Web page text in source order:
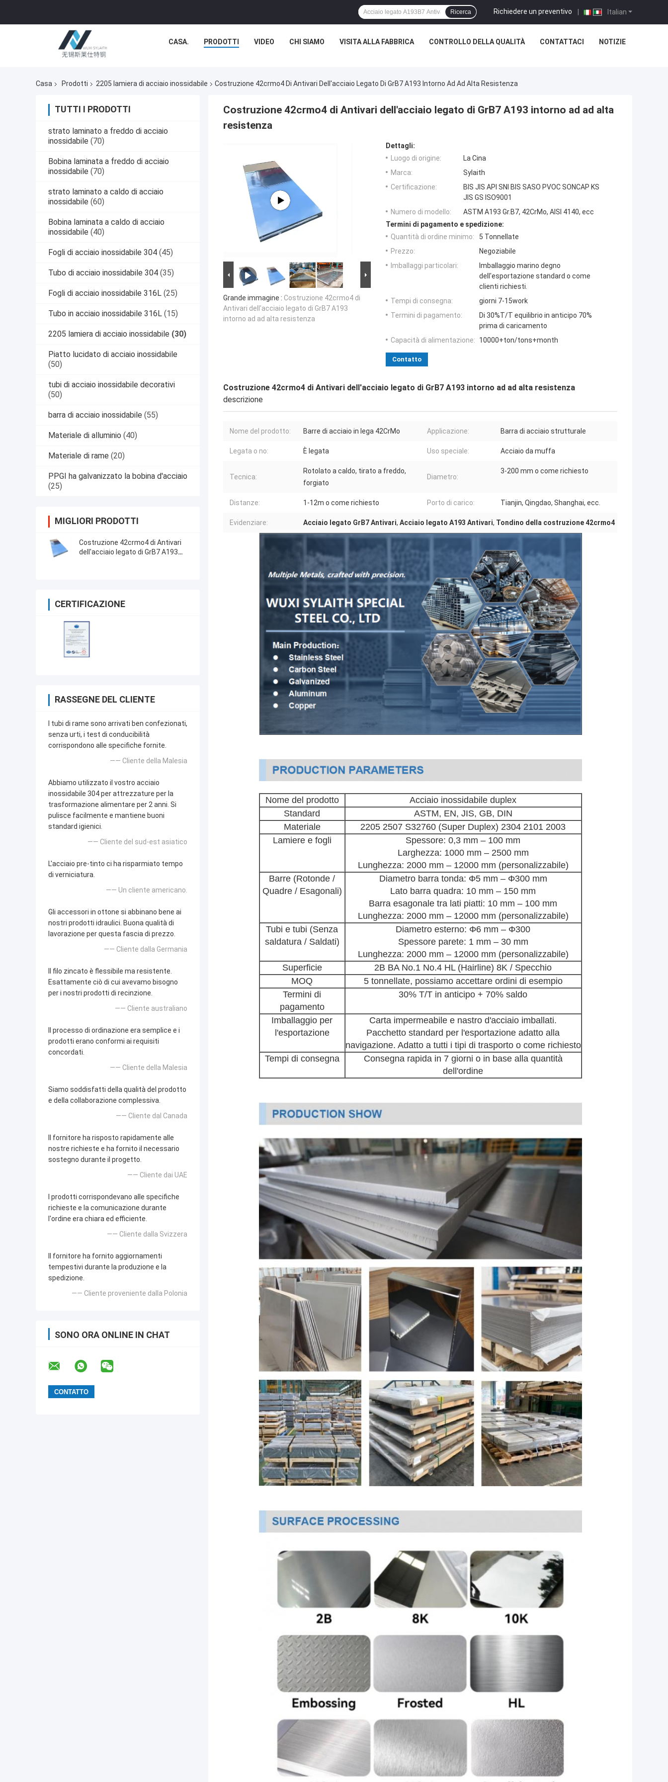
Italian
Richiedere un preventivo |
Ricerca
CASA. PRODOTTI VIDEO CHI SIAMO VISITA ALLA FABBRICA CONTROLLO DELLA QUALITÀ CONTATTACI NOTIZIE
Casa Prodotti 2205 lamiera di acciaio inossidabile Costruzione 42crmo4 Di Antivari Dell'acciaio Legato Di GrB7 A193 Intorno Ad Ad Alta Resistenza
TUTTI I PRODOTTI
strato laminato a freddo di acciaio
inossidabile (70)
Bobina laminata a freddo di acciaio
inossidabile (70)
strato laminato a caldo di acciaio
inossidabile (60)
Bobina laminata a caldo di acciaio
inossidabile (40)
Fogli di acciaio inossidabile 304 (45)
Tubo di acciaio inossidabile 304 (35)
Fogli di acciaio inossidabile 316L (25)
Tubo in acciaio inossidabile 316L (15)
2205 lamiera di acciaio inossidabile (30)
Piatto lucidato di acciaio inossidabile
(50)
tubi di acciaio inossidabile decorativi
(50)
barra di acciaio inossidabile (55)
Materiale di alluminio (40)
Materiale di rame (20)
PPGI ha galvanizzato la bobina d'acciaio
(25)
MIGLIORI PRODOTTI
Costruzione 42crmo4 di Antivari
dell'acciaio legato di GrB7 A193
CERTIFICAZIONE
RASSEGNE DEL CLIENTE
I tubi di rame sono arrivati ben confezionati,
senza urti, i test di conducibilità
corrispondono alle specifiche fornite.
—— Cliente della Malesia
Abbiamo utilizzato il vostro acciaio
inossidabile 304 per attrezzature per la
trasformazione alimentare per 2 anni. Si
pulisce facilmente e mantiene buoni
standard igienici.
—— Cliente del sud-est asiatico
L'acciaio pre-tinto ci ha risparmiato tempo
di verniciatura.
—— Un cliente americano.
Gli accessori in ottone si abbinano bene ai
nostri prodotti idraulici. Buona qualità di
lavorazione per questa fascia di prezzo.
—— Cliente dalla Germania
Il filo zincato è flessibile ma resistente.
Esattamente ciò di cui avevamo bisogno
per i nostri prodotti di recinzione.
—— Cliente australiano
Il processo di ordinazione era semplice e i
prodotti erano conformi ai requisiti
concordati.
—— Cliente della Malesia
Siamo soddisfatti della qualità del prodotto
e della collaborazione complessiva.
—— Cliente dal Canada
Il fornitore ha risposto rapidamente alle
nostre richieste e ha fornito il necessario
sostegno durante il progetto.
—— Cliente dai UAE
I prodotti corrispondevano alle specifiche
richieste e la comunicazione durante
l'ordine era chiara ed efficiente.
—— Cliente dalla Svizzera
Il fornitore ha fornito aggiornamenti
tempestivi durante la produzione e la
spedizione.
—— Cliente proveniente dalla Polonia
SONO ORA ONLINE IN CHAT
Costruzione 42crmo4 di Antivari dell'acciaio legato di GrB7 A193 intorno ad ad alta
resistenza
Grande immagine : Costruzione 42crmo4 di
Antivari dell'acciaio legato di GrB7 A193
intorno ad ad alta resistenza
Dettagli:
Luogo di origine:
La Cina
Marca:
Sylaith
Certificazione:
BIS JIS API SNI BIS SASO PVOC SONCAP KS
JIS GS ISO9001
Numero di modello:
ASTM A193 Gr.B7, 42CrMo, AISI 4140, ecc
Termini di pagamento e spedizione:
Quantità di ordine minimo:
5 Tonnellate
Prezzo:
Negoziabile
Imballaggi particolari:
Imballaggio marino degno
dell'esportazione standard o come
clienti richiesti.
Tempi di consegna:
giorni 7-15work
Termini di pagamento:
Di 30%T/T equilibrio in anticipo 70%
prima di caricamento
Capacità di alimentazione:
10000+ton/tons+month
Contatto
Costruzione 42crmo4 di Antivari dell'acciaio legato di GrB7 A193 intorno ad ad alta resistenza
descrizione
Nome del prodotto: Barre di acciaio in lega 42CrMo Applicazione: Barra di acciaio strutturale
Legata o no: È legata Uso speciale: Acciaio da muffa
Tecnica:
Rotolato a caldo, tirato a freddo,
forgiato
Diametro:
3-200 mm o come richiesto
Distanze: 1-12m o come richiesto Porto di carico: Tianjin, Qingdao, Shanghai, ecc.
Evidenziare: Acciaio legato GrB7 Antivari, Acciaio legato A193 Antivari, Tondino della costruzione 42crmo4
Nome del prodotto
Acciaio inossidabile duplex
Standard
ASTM, EN, JIS, GB, DIN
Materiale
2205 2507 S32760 (Super Duplex) 2304 2101 2003
Lamiere e fogli
Spessore: 0,3 mm – 100 mm
Larghezza: 1000 mm – 2500 mm
Lunghezza: 2000 mm – 12000 mm (personalizzabile)
Barre (Rotonde /
Quadre / Esagonali)
Diametro barra tonda: Φ5 mm – Φ300 mm
Lato barra quadra: 10 mm – 150 mm
Barra esagonale tra lati piatti: 10 mm – 100 mm
Lunghezza: 2000 mm – 12000 mm (personalizzabile)
Tubi e tubi (Senza
saldatura / Saldati)
Diametro esterno: Φ6 mm – Φ300
Spessore parete: 1 mm – 30 mm
Lunghezza: 2000 mm – 12000 mm (personalizzabile)
Superficie
2B BA No.1 No.4 HL (Hairline) 8K / Specchio
MOQ
5 tonnellate, possiamo accettare ordini di esempio
Termini di
pagamento
30% T/T in anticipo + 70% saldo
Imballaggio per
l'esportazione
Carta impermeabile e nastro d'acciaio imballati.
Pacchetto standard per l'esportazione adatto alla
navigazione. Adatto a tutti i tipi di trasporto o come richiesto
Tempi di consegna
Consegna rapida in 7 giorni o in base alla quantità
dell'ordine